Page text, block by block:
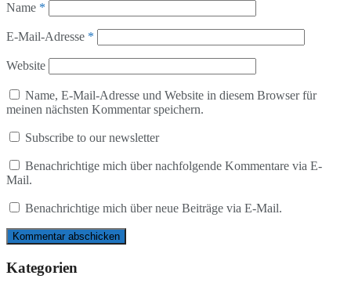
Name *
E-Mail-Adresse *
Website
Name, E-Mail-Adresse und Website in diesem Browser für
meinen nächsten Kommentar speichern.
Subscribe to our newsletter
Benachrichtige mich über nachfolgende Kommentare via E-
Mail.
Benachrichtige mich über neue Beiträge via E-Mail.
Kategorien